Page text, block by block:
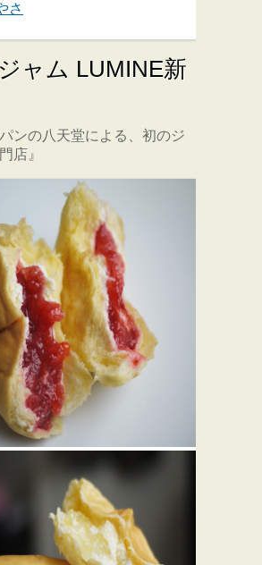
さ
ャム LUMINE新
パンの八天堂による、初のジ
店』